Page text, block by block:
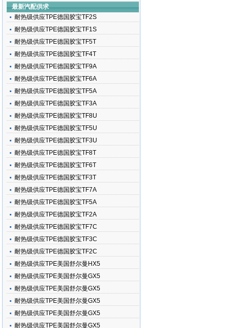
最新汽配供求
耐热级供应TPE德国胶宝TF2S
耐热级供应TPE德国胶宝TF1S
耐热级供应TPE德国胶宝TF5T
耐热级供应TPE德国胶宝TF4T
耐热级供应TPE德国胶宝TF9A
耐热级供应TPE德国胶宝TF6A
耐热级供应TPE德国胶宝TF5A
耐热级供应TPE德国胶宝TF3A
耐热级供应TPE德国胶宝TF8U
耐热级供应TPE德国胶宝TF5U
耐热级供应TPE德国胶宝TF3U
耐热级供应TPE德国胶宝TF8T
耐热级供应TPE德国胶宝TF6T
耐热级供应TPE德国胶宝TF3T
耐热级供应TPE德国胶宝TF7A
耐热级供应TPE德国胶宝TF5A
耐热级供应TPE德国胶宝TF2A
耐热级供应TPE德国胶宝TF7C
耐热级供应TPE德国胶宝TF3C
耐热级供应TPE德国胶宝TF2C
耐热级供应TPE美国舒尔曼HX5
耐热级供应TPE美国舒尔曼GX5
耐热级供应TPE美国舒尔曼GX5
耐热级供应TPE美国舒尔曼GX5
耐热级供应TPE美国舒尔曼GX5
耐热级供应TPE美国舒尔曼GX5